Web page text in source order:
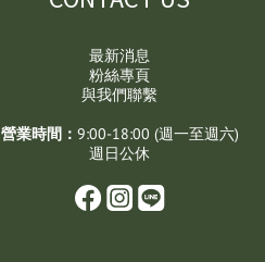
最新消息
粉絲專頁
與我們聯繫
營業時間： 9:00-18:00 (週一至週六)
週日公休